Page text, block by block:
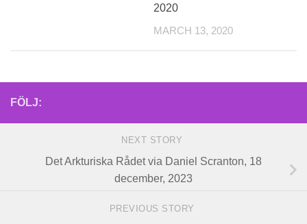
2020
MARCH 13, 2020
FÖLJ:
NEXT STORY
Det Arkturiska Rådet via Daniel Scranton, 18
december, 2023
PREVIOUS STORY